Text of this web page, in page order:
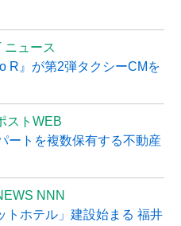
ニュース
R』が第2弾タクシーCMを
ストWEB
ートを複数保有する不動産
NNN
トホテル」建設始まる 福井